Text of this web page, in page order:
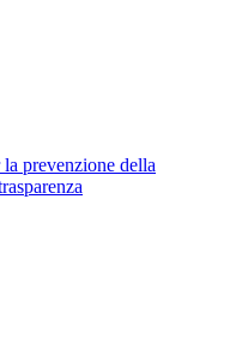
prevenzione della